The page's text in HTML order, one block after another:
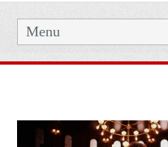
Menu